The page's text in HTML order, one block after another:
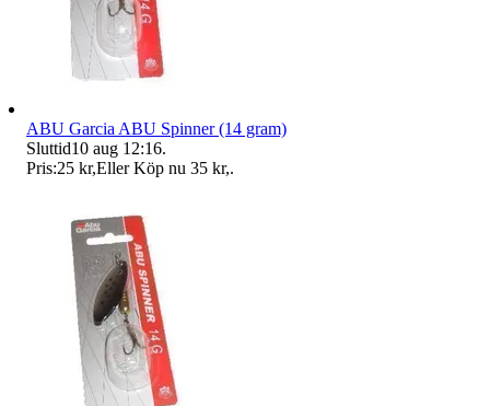
ABU Garcia ABU Spinner (14 gram)
Sluttid10 aug 12:16.
Pris:25 kr,Eller Köp nu 35 kr,.